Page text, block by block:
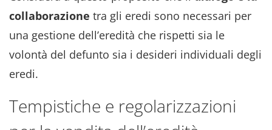
collaborazione tra gli eredi sono necessari per
una gestione dell’eredità che rispetti sia le
volontà del defunto sia i desideri individuali degli
eredi.
Tempistiche e regolarizzazioni